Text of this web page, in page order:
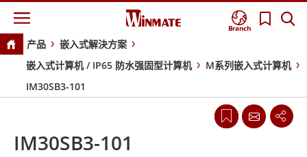
Branch
产品
嵌入式解決方案
嵌入式计算机 / IP65 防水强固型计算机
M系列嵌入式计算机
IM30SB3-101
IM30SB3-101